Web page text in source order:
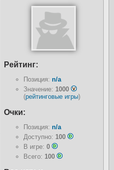
Рейтинг:
Позиция: n/a
Значение: 1000
(рейтинговые игры)
Очки:
Позиция: n/a
Доступно: 100
В игре: 0
Всего: 100